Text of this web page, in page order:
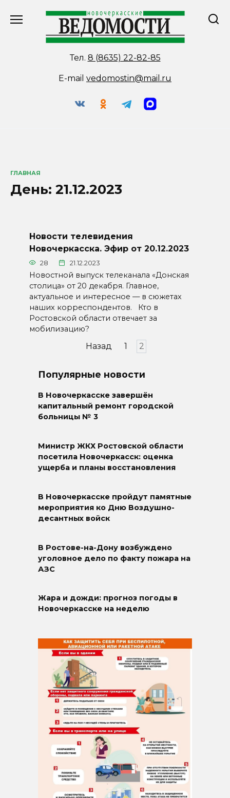
Тел. 8 (8635) 22-82-85
E-mail vedomostin@mail.ru
ГЛАВНАЯ
День: 21.12.2023
Новости телевидения
Новочеркасска. Эфир от 20.12.2023
28 21.12.2023
Новостной выпуск телеканала «Донская
столица» от 20 декабря. Главное,
актуальное и интересное — в сюжетах
наших корреспондентов. Кто в
Ростовской области отвечает за
мобилизацию?
Назад 1 2
Популярные новости
В Новочеркасске завершён
капитальный ремонт городской
больницы № 3
Министр ЖКХ Ростовской области
посетила Новочеркасск: оценка
ущерба и планы восстановления
В Новочеркасске пройдут памятные
мероприятия ко Дню Воздушно-
десантных войск
В Ростове-на-Дону возбуждено
уголовное дело по факту пожара на
АЗС
Жара и дожди: прогноз погоды в
Новочеркасске на неделю